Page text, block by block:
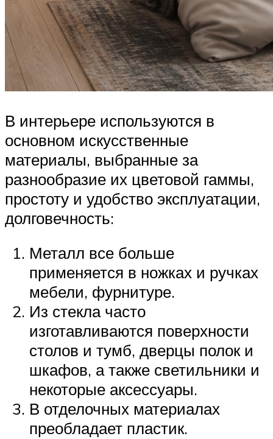
В интерьере используются в
основном искусственные
материалы, выбранные за
разнообразие их цветовой гаммы,
простоту и удобство эксплуатации,
долговечность:
Металл все больше
применяется в ножках и ручках
мебели, фурнитуре.
Из стекла часто
изготавливаются поверхности
столов и тумб, дверцы полок и
шкафов, а также светильники и
некоторые аксессуары.
В отделочных материалах
преобладает пластик.